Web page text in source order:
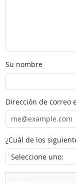
Su nombre
Dirección de correo
¿Cuál de los